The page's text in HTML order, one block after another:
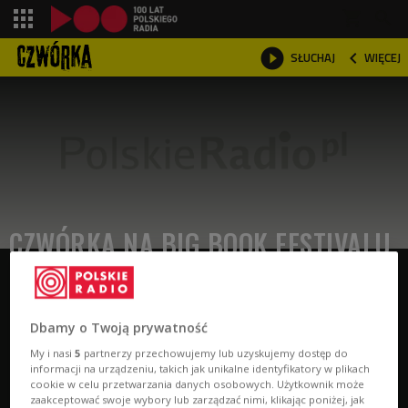
 SŁUCHAJ  WIĘCEJ

CZWÓRKA NA BIG BOOK FESTIVALU
Audycje
Dbamy o Twoją prywatność
My i nasi5 partnerzy przechowujemy lub uzyskujemy dostęp do
informacji na urządzeniu, takich jak unikalne identyfikatory w plikach
cookie w celu przetwarzania danych osobowych. Użytkownik może
zaakceptować swoje wybory lub zarządzać nimi, klikając poniżej, jak